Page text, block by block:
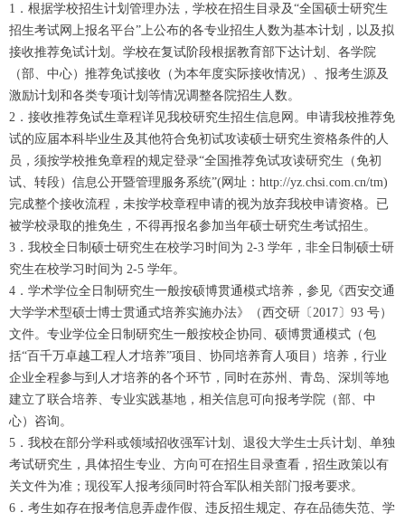
1．根据学校招生计划管理办法，学校在招生目录及“全国硕士研究生
招生考试网上报名平台”上公布的各专业招生人数为基本计划，以及拟
接收推荐免试计划。学校在复试阶段根据教育部下达计划、各学院
（部、中心）推荐免试接收（为本年度实际接收情况）、报考生源及
激励计划和各类专项计划等情况调整各院招生人数。
2．接收推荐免试生章程详见我校研究生招生信息网。申请我校推荐免
试的应届本科毕业生及其他符合免初试攻读硕士研究生资格条件的人
员，须按学校推免章程的规定登录“全国推荐免试攻读研究生（免初
试、转段）信息公开暨管理服务系统”(网址：http://yz.chsi.com.cn/tm)
完成整个接收流程，未按学校章程申请的视为放弃我校申请资格。已
被学校录取的推免生，不得再报名参加当年硕士研究生考试招生。
3．我校全日制硕士研究生在校学习时间为 2-3 学年，非全日制硕士研
究生在校学习时间为 2-5 学年。
4．学术学位全日制研究生一般按硕博贯通模式培养，参见《西安交通
大学学术型硕士博士贯通式培养实施办法》（西交研〔2017〕93 号）
文件。专业学位全日制研究生一般按校企协同、硕博贯通模式（包
括“百千万卓越工程人才培养”项目、协同培养育人项目）培养，行业
企业全程参与到人才培养的各个环节，同时在苏州、青岛、深圳等地
建立了联合培养、专业实践基地，相关信息可向报考学院（部、中
心）咨询。
5．我校在部分学科或领域招收强军计划、退役大学生士兵计划、单独
考试研究生，具体招生专业、方向可在招生目录查看，招生政策以有
关文件为准；现役军人报考须同时符合军队相关部门报考要求。
6．考生如存在报考信息弄虚作假、违反招生规定、存在品德失范、学